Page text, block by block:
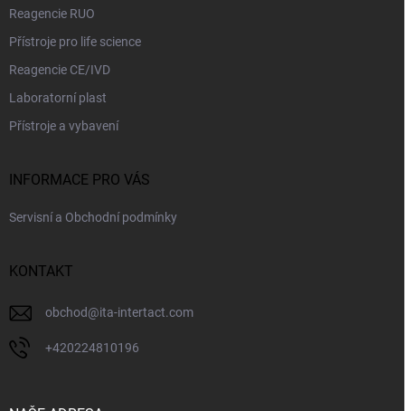
Reagencie RUO
Přístroje pro life science
Reagencie CE/IVD
Laboratorní plast
Přístroje a vybavení
INFORMACE PRO VÁS
Servisní a Obchodní podmínky
KONTAKT
obchod@ita-intertact.com
+420224810196